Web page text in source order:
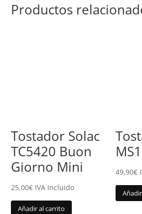
Productos
Tostador Solac
TC5420 Buon
Giorno Mini
25,00€ IVA Incluido
Añadir al carrito
49,90€